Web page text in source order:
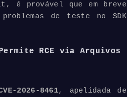
é provável que em breve
de teste no SDK
RCE via Arquivos
2026-8461, apelidada de